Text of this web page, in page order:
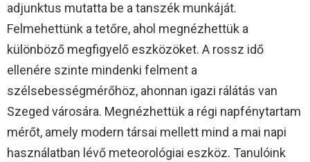
adjunktus mutatta be a tanszék munkáját.
Felmehettünk a tetőre, ahol megnézhettük a
különböző megfigyelő eszközöket. A rossz idő
ellenére szinte mindenki felment a
szélsebességmérőhöz, ahonnan igazi rálátás van
Szeged városára. Megnézhettük a régi napfénytartam
mérőt, amely modern társai mellett mind a mai napi
használatban lévő meteorológiai eszköz. Tanulóink